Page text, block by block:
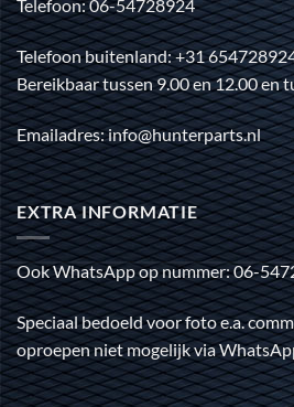
Telefoon: 06-54728924
Telefoon buitenland: +31
Bereikbaar tussen 9.00 en 12.00 en
Emailadres: info@hunterparts.nl
EXTRA INFORMATIE
Ook WhatsApp op nummer: 06-
Speciaal bedoeld voor foto e.a.
oproepen niet mogelijk via